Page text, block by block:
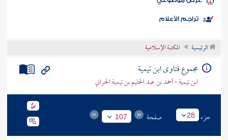
الكتب
موضوعي
تراجم الأعلام
الرئيسية المكتبة الإسلامية
مجموع فتاوى ابن تيمية
ابن تيمية - أحمد بن عبد الحليم بن تيمية الحراني
جزء 28 صفحة 107